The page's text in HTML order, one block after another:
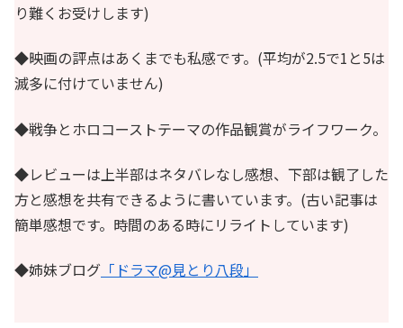
り難くお受けします)
◆映画の評点はあくまでも私感です。(平均が2.5で1と5は
滅多に付けていません)
◆戦争とホロコーストテーマの作品観賞がライフワーク。
◆レビューは上半部はネタバレなし感想、下部は観了した
方と感想を共有できるように書いています。(古い記事は
簡単感想です。時間のある時にリライトしています)
◆姉妹ブログ 「ドラマ@見とり八段」